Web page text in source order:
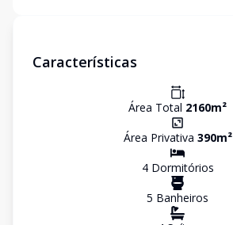
Características
Área Total 2160m²
Área Privativa 390m²
4Dormitórios
5 Banheiros